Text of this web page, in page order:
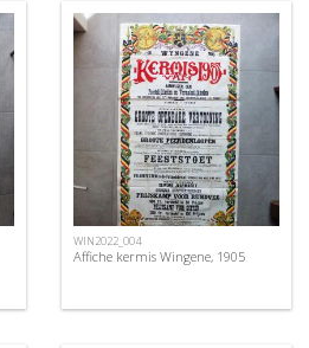
WIN2022_004
Affiche kermis Wingene, 1905